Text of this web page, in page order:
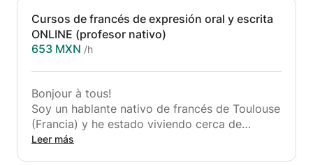
Cursos de francés de expresión oral y escrita
ONLINE (profesor nativo)
653 MXN /h
Bonjour à tous!
Soy un hablante nativo de francés de Toulouse
(Francia) y he estado viviendo cerca de
Amsterdam durante casi dos años. ¡Te ofrezco
Leer más